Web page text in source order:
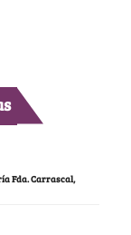
Fda. Carrascal,